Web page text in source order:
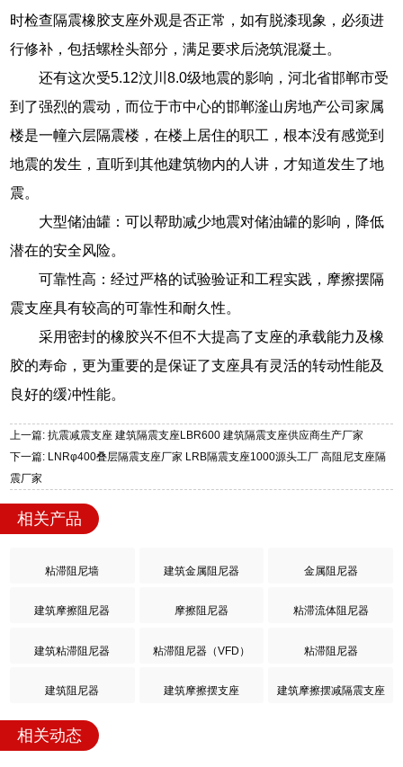
时检查隔震橡胶支座外观是否正常，如有脱漆现象，必须进
行修补，包括螺栓头部分，满足要求后浇筑混凝土。
还有这次受5.12汶川8.0级地震的影响，河北省邯郸市受
到了强烈的震动，而位于市中心的邯郸滏山房地产公司家属
楼是一幢六层隔震楼，在楼上居住的职工，根本没有感觉到
地震的发生，直听到其他建筑物内的人讲，才知道发生了地
震。
大型储油罐：可以帮助减少地震对储油罐的影响，降低
潜在的安全风险。
可靠性高：经过严格的试验验证和工程实践，摩擦摆隔
震支座具有较高的可靠性和耐久性。
采用密封的橡胶兴不但不大提高了支座的承载能力及橡
胶的寿命，更为重要的是保证了支座具有灵活的转动性能及
良好的缓冲性能。
上一篇: 抗震减震支座 建筑隔震支座LBR600 建筑隔震支座供应商生产厂家
下一篇: LNRφ400叠层隔震支座厂家 LRB隔震支座1000源头工厂 高阻尼支座隔
震厂家
相关产品
粘滞阻尼墙 建筑金属阻尼器 金属阻尼器
建筑摩擦阻尼器 摩擦阻尼器 粘滞流体阻尼器
建筑粘滞阻尼器 粘滞阻尼器（VFD） 粘滞阻尼器
建筑阻尼器 建筑摩擦摆支座 建筑摩擦摆减隔震支座
相关动态